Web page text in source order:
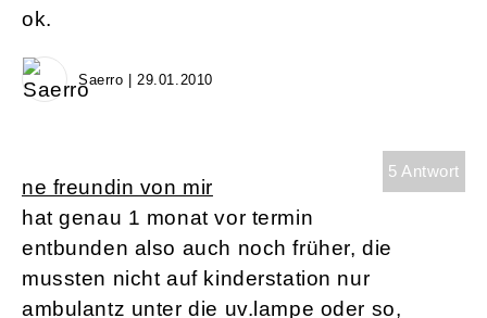
ok.
Saerro | 29.01.2010
5 Antwort
ne freundin von mir
hat genau 1 monat vor termin
entbunden also auch noch früher, die
mussten nicht auf kinderstation nur
ambulantz unter die uv.lampe oder so,